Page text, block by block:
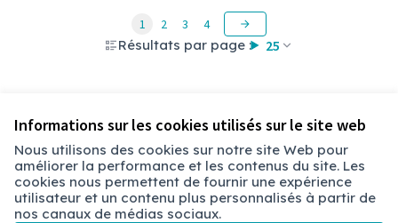
Informations sur les cookies utilisés sur le site web
Nous utilisons des cookies sur notre site Web pour
améliorer la performance et les contenus du site. Les
cookies nous permettent de fournir une expérience
utilisateur et un contenu plus personnalisés à partir de
nos canaux de médias sociaux.
Résultats par page : 25
1 2 3 4
Conditions d'utilisation
Paramètres des cookies
Chambéry sur X
Chambéry sur Facebook
Chambéry sur Instagram